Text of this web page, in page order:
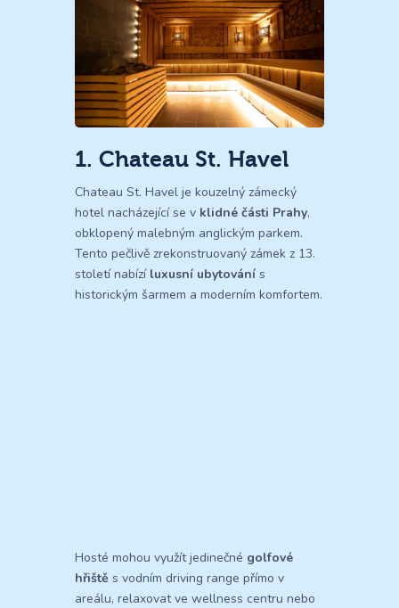
1. Chateau St. Havel
Chateau St. Havel je kouzelný zámecký
hotel nacházející se v klidné části Prahy,
obklopený malebným anglickým parkem.
Tento pečlivě zrekonstruovaný zámek z 13.
století nabízí luxusní ubytování s
historickým šarmem a moderním komfortem.
Hosté mohou využít jedinečné golfové
hřiště s vodním driving range přímo v
areálu, relaxovat ve wellness centru nebo